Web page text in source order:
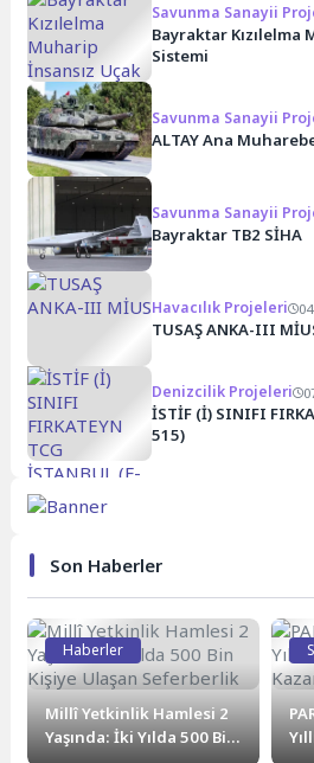
Savunma Sanayii
Bayraktar Kızılelma
Sistemi
Savunma Sanayii
ALTAY Ana
Savunma Sanayii
Bayraktar TB2 SİHA
Havacılık Projeleri
TUSAŞ ANKA-III
Denizcilik Projeleri
İSTİF (İ) SINIFI
515)
Son Haberler
Haberler
Millî Yetkinlik Hamlesi 2
Yaşında: İki Yılda 500 Bin